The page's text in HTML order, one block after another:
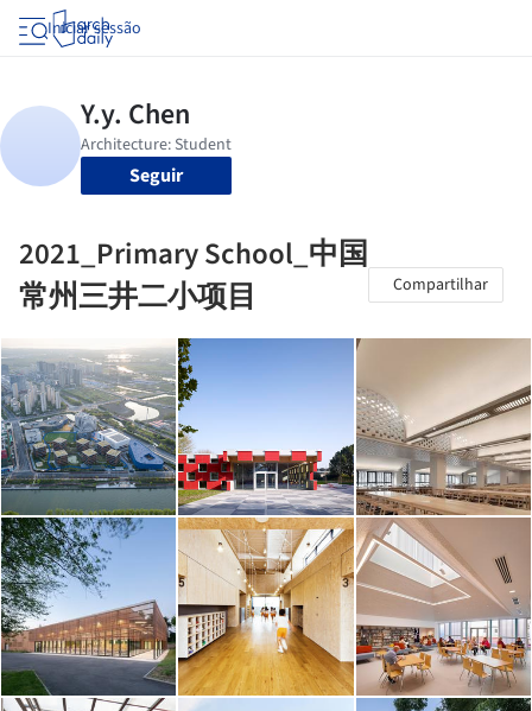
Iniciar sessão
Seguir
2021_Primary School_中国
常州三井二小项目
Compartilhar